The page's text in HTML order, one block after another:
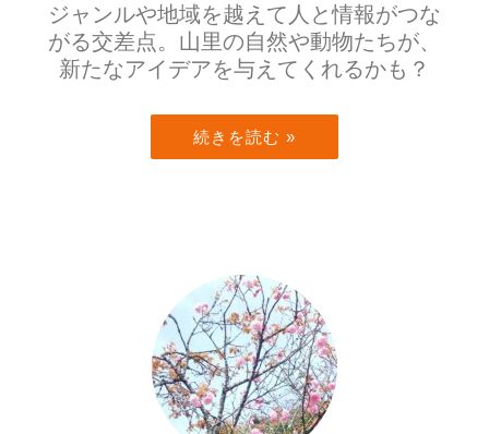
ジャンルや地域を越えて人と情報がつな
がる交差点。山里の自然や動物たちが、
新たなアイデアを与えてくれるかも？
続きを読む »